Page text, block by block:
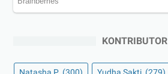
KONTRIBUTOR
Natasha P (300) Yudha Sakti (279)